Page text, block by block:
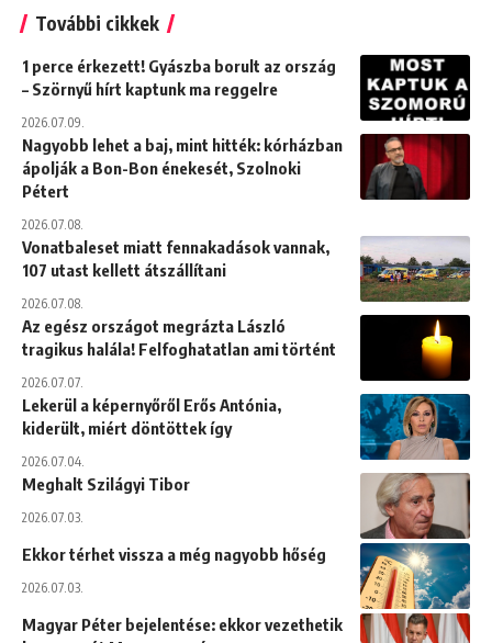
További cikkek
1 perce érkezett! Gyászba borult az ország
– Szörnyű hírt kaptunk ma reggelre
2026.07.09.
Nagyobb lehet a baj, mint hitték: kórházban
ápolják a Bon-Bon énekesét, Szolnoki
Pétert
2026.07.08.
Vonatbaleset miatt fennakadások vannak,
107 utast kellett átszállítani
2026.07.08.
Az egész országot megrázta László
tragikus halála! Felfoghatatlan ami történt
2026.07.07.
Lekerül a képernyőről Erős Antónia,
kiderült, miért döntöttek így
2026.07.04.
Meghalt Szilágyi Tibor
2026.07.03.
Ekkor térhet vissza a még nagyobb hőség
2026.07.03.
Magyar Péter bejelentése: ekkor vezethetik